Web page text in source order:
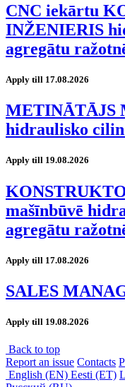
CNC iekārtu
INŽENIERIS
agregātu
Apply till 17.08.2026
METINĀTĀJS
hidraulisko
Apply till 19.08.2026
mašīnbūvē
agregātu
Apply till 17.08.2026
SALES
Apply till 19.08.2026
Back to top
Report an issue Contacts
English (EN) Eesti (ET)